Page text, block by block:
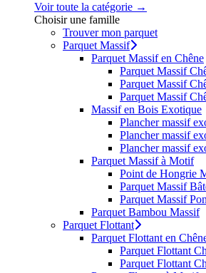
Voir toute la catégorie →
Choisir une famille
Trouver mon parquet
Parquet Massif
Parquet Massif en Chêne
Parquet Massif
Parquet Massif
Parquet Massif
Massif en Bois Exotique
Plancher massif
Plancher massif
Plancher massif
Parquet Massif à Motif
Point de Hongrie
Parquet Massif
Parquet Massif
Parquet Bambou Massif
Parquet Flottant
Parquet Flottant en
Parquet Flottant
Parquet Flottant